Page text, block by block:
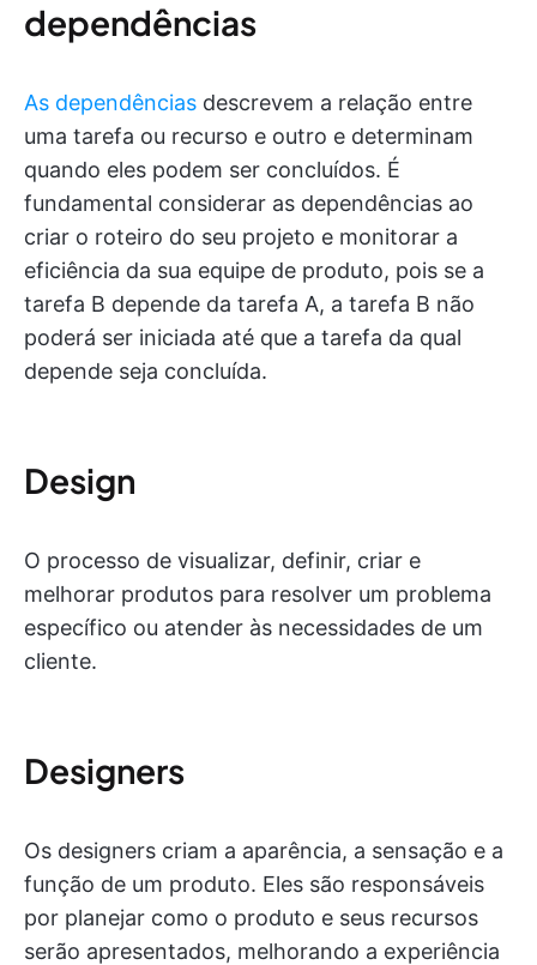
dependências
As dependências descrevem a relação entre
uma tarefa ou recurso e outro e determinam
quando eles podem ser concluídos. É
fundamental considerar as dependências ao
criar o roteiro do seu projeto e monitorar a
eficiência da sua equipe de produto, pois se a
tarefa B depende da tarefa A, a tarefa B não
poderá ser iniciada até que a tarefa da qual
depende seja concluída.
Design
O processo de visualizar, definir, criar e
melhorar produtos para resolver um problema
específico ou atender às necessidades de um
cliente.
Designers
Os designers criam a aparência, a sensação e a
função de um produto. Eles são responsáveis
por planejar como o produto e seus recursos
serão apresentados, melhorando a experiência